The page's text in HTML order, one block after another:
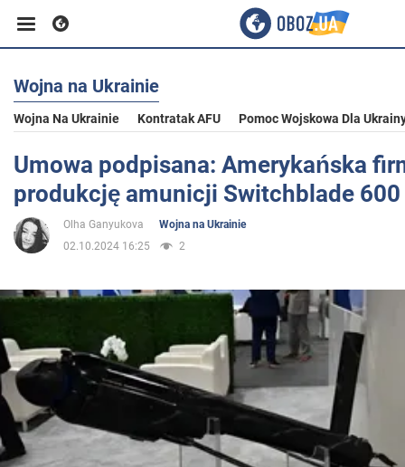
Biznes
Sport
Rozrywka
Społeczeństwo
Wojna na Ukrainie
Wojna na Ukrainie
Wojna Na Ukrainie Kontratak AFU Pomoc Wojskowa Dla
Umowa podpisana: Amerykańska
produkcję amunicji Switchblade 600
Olha Ganyukova
Wojna na Ukrainie
02.10.2024 16:25
2